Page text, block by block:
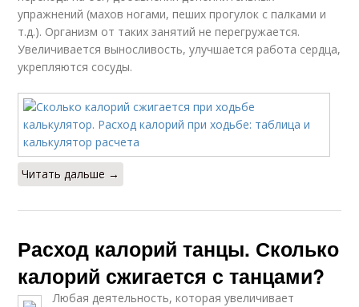
упражнений (махов ногами, пеших прогулок с палками и
т.д.). Организм от таких занятий не перегружается.
Увеличивается выносливость, улучшается работа сердца,
укрепляются сосуды.
Читать дальше →
Расход калорий танцы. Сколько
калорий сжигается с танцами?
Любая деятельность, которая увеличивает